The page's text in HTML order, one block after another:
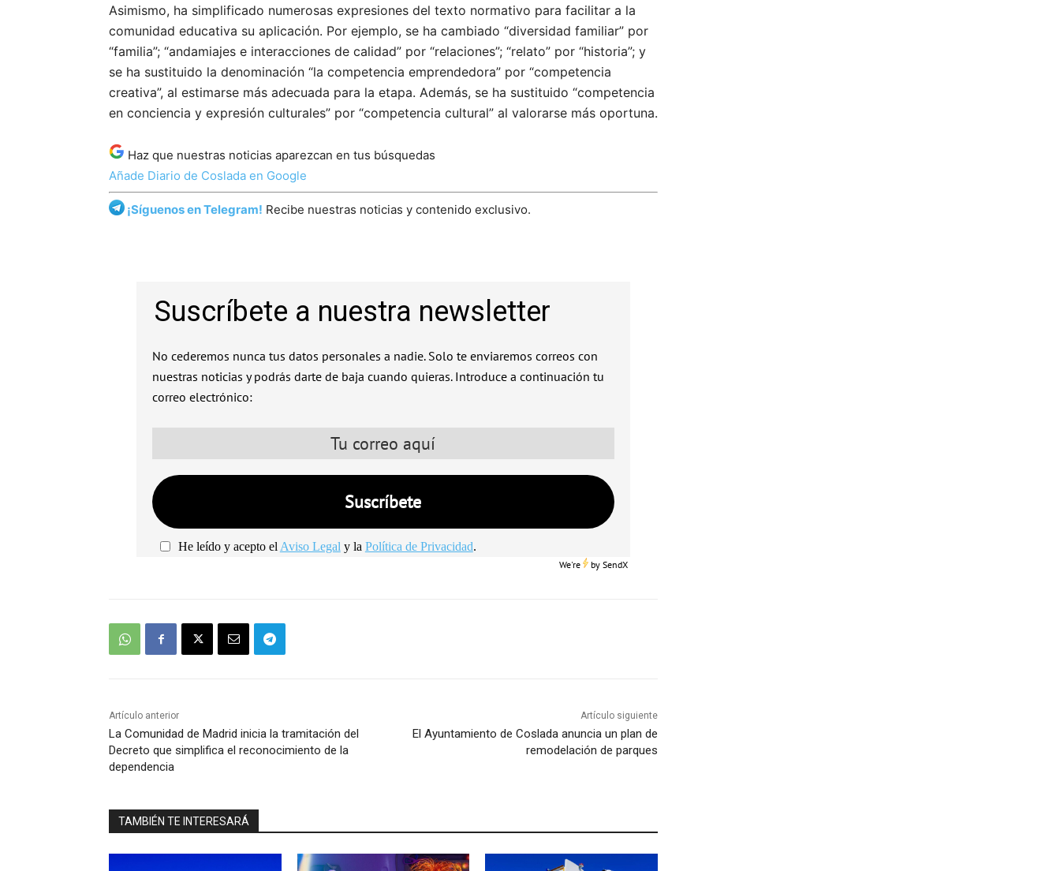
Asimismo, ha simplificado numerosas expresiones del texto normativo para facilitar a la
comunidad educativa su aplicación. Por ejemplo, se ha cambiado “diversidad familiar” por
“familia”; “andamiajes e interacciones de calidad” por “relaciones”; “relato” por “historia”; y
se ha sustituido la denominación “la competencia emprendedora” por “competencia
creativa”, al estimarse más adecuada para la etapa. Además, se ha sustituido “competencia
en conciencia y expresión culturales” por “competencia cultural” al valorarse más oportuna.
Haz que nuestras noticias aparezcan en tus búsquedas
Añade Diario de Coslada en Google
¡Síguenos en Telegram! Recibe nuestras noticias y contenido exclusivo.
Suscríbete a nuestra newsletter
No cederemos nunca tus datos personales a nadie. Solo te enviaremos correos con
nuestras noticias y podrás darte de baja cuando quieras. Introduce a continuación tu
correo electrónico:
He leído y acepto el Aviso Legal y la Política de Privacidad.
We're bySendX
Artículo anterior
La Comunidad de Madrid inicia la tramitación del
Decreto que simplifica el reconocimiento de la
dependencia
Artículo siguiente
El Ayuntamiento de Coslada anuncia un plan de
remodelación de parques
TAMBIÉN TE INTERESARÁ